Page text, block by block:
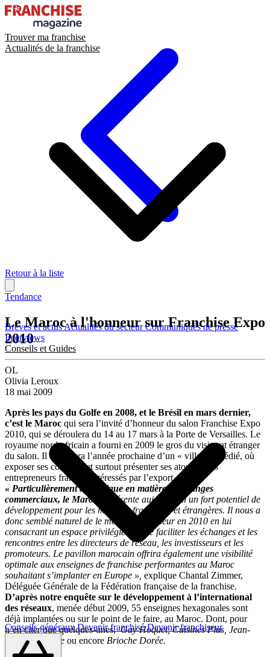
Trouver ma franchise
Actualités de la franchise
Brèves et actusActualités du secteurCommuniqués de presse
Interviews
Conseils et Guides
Conseils générauxDevenir franchiséDevenir franchiseur
Retour à la liste
Tendance
Le Maroc à l'honneur sur Franchise Expo
2010
OL
Olivia Leroux
18 mai 2009
Après les pays du Golfe en 2008, et le Brésil en mars dernier,
c’est le Maroc qui sera l’invité d’honneur du salon Franchise Expo
2010, qui se déroulera du 14 au 17 mars à la Porte de Versailles. Le
royaume nord-africain a fourni en 2009 le gros du visitorat étranger
du salon. Il disposera l’année prochaine d’un « village » dédié, où
exposer ses concepts et surtout présenter ses atouts à des
entrepreneurs français intéressés par l’export.
« Particulièrement dynamique en matière d’échanges
commerciaux, le Maroc
représente aujourd’hui un fort potentiel de
développement pour les marques françaises et étrangères. Il nous a
donc semblé naturel de le mettre à l’honneur en 2010 en lui
consacrant un espace privilégié afin de faciliter les échanges et les
rencontres entre les directeurs de réseau, les investisseurs et les
promoteurs. Le pavillon marocain offrira également une visibilité
optimale aux enseignes de franchise performantes au Maroc
souhaitant s’implanter en Europe », explique Chantal Zimmer,
Déléguée Générale de la Fédération française de la franchise.
D’après notre enquête sur le développement à l’international
des réseaux, menée début 2009, 55 enseignes hexagonales sont
déjà implantées ou sur le point de le faire, au Maroc. Dont, pour
n’en citer que quelques-unes,Guy Hoquet, Cuisines Plus, Jean-
Claude Biguine ou encore Brioche Dorée.
Partager sur :